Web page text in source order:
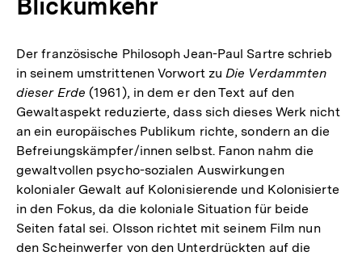
Der französische Philosoph Jean-Paul Sartre schrieb
in seinem umstrittenen Vorwort zuDie Verdammten
dieser Erde (1961), in dem er den Text auf den
Gewaltaspekt reduzierte, dass sich dieses Werk nicht
an ein europäisches Publikum richte, sondern an die
Befreiungskämpfer/innen selbst. Fanon nahm die
gewaltvollen psycho-sozialen Auswirkungen
kolonialer Gewalt auf Kolonisierende und Kolonisierte
in den Fokus, da die koloniale Situation für beide
Seiten fatal sei. Olsson richtet mit seinem Film nun
den Scheinwerfer von den Unterdrückten auf die